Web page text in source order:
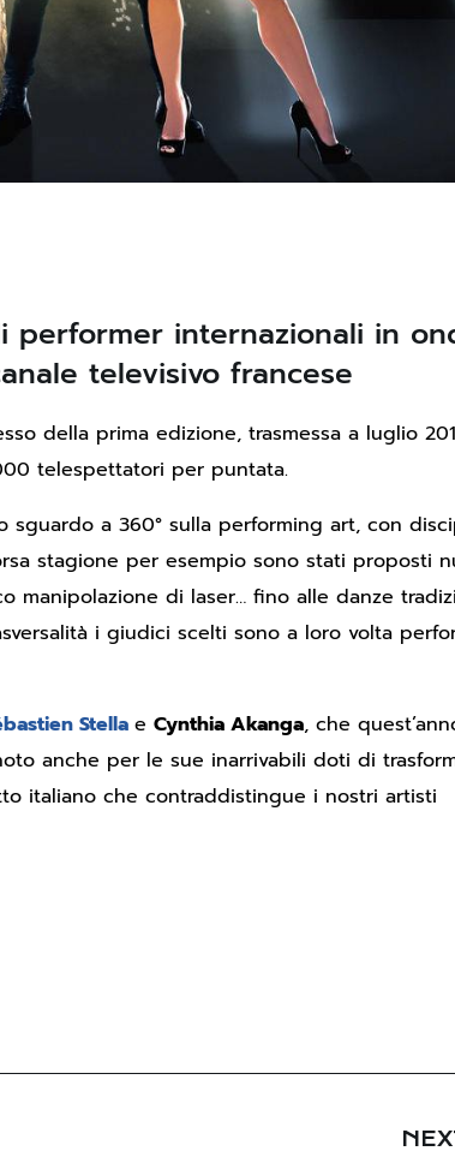
performer internazionali in
televisivo francese
della prima edizione, trasmessa a luglio
telespettatori per puntata.
a 360° sulla performing art, con
stagione per esempio sono stati proposti
manipolazione di laser… fino alle danze
i giudici scelti sono a loro volta
Stella e Cynthia Akanga, che
anche per le sue inarrivabili doti di
italiano che contraddistingue i nostri artisti